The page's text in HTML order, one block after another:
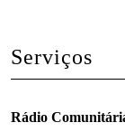
Serviços
Rádio